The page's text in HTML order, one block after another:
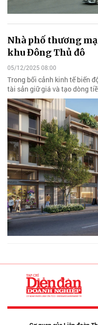
Nhà phố thương
khu Đông Thủ đô
05/12/2025 08:00
Trong bối cảnh kinh tế biến
tài sản giữ giá và tạo dòng